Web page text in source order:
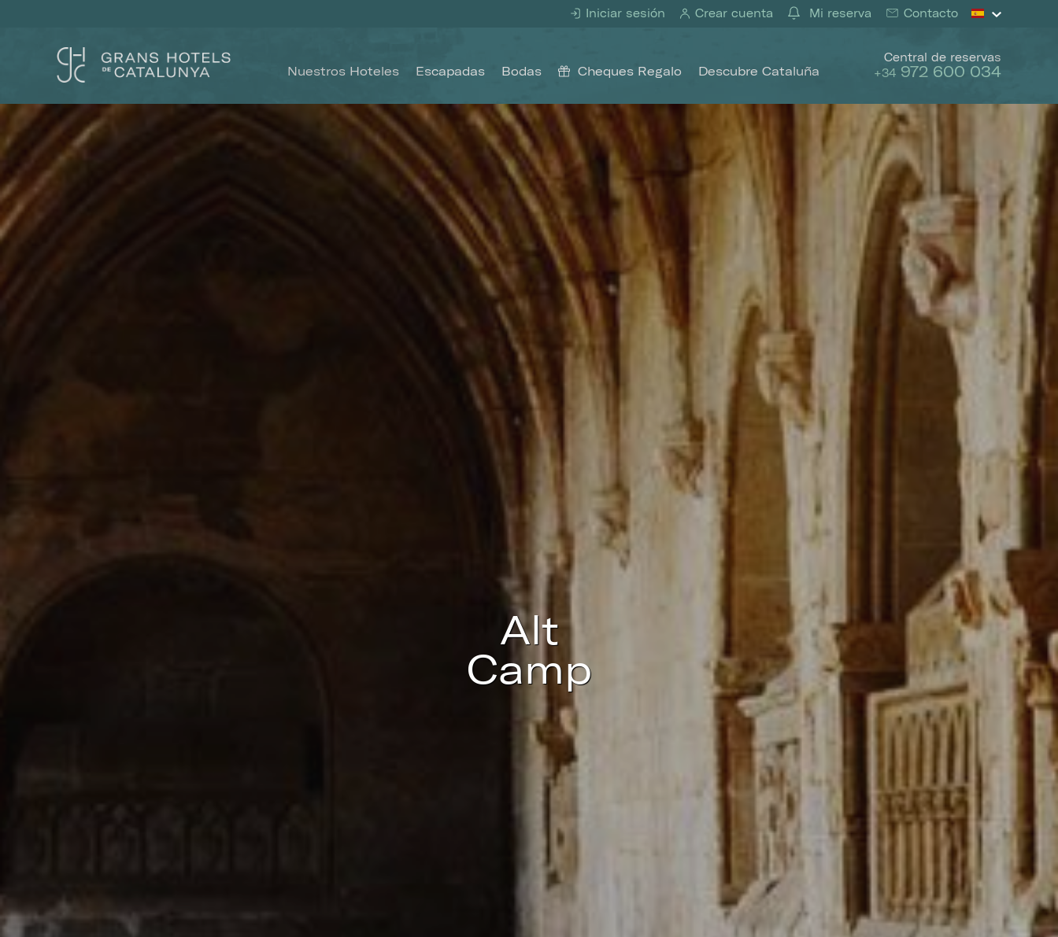
Iniciar sesión Crear cuenta Mi reserva Contacto
Nuestros Hoteles Escapadas Bodas Cheques Regalo Descubre Cataluña
Central de reservas
+34 972 600 034
Alt
Camp
Siempre activas
Este sitio web utiliza Cookies propias para recopilar información con la finalidad de
mejorar nuestros servicios. Si continua navegando, supone la aceptación de la
instalación de las mismas. El usuario tiene la posibilidad de configurar su navegador
pudiendo, si así lo desea, impedir que sean instaladas en su disco duro, aunque
deberá tener en cuenta que dicha acción podrá ocasionar dificultades de navegación
Permiten realizar el seguimiento y análisis del comportamiento de los usuarios de este
sitio web. La información recogida mediante este tipo de cookies se utiliza en la
medición de la actividad de la web para la elaboración de perfiles de navegación de
los usuarios con el fin de introducir mejoras en función del análisis de los datos de uso
que hacen los usuarios del servicio. Permiten guardar la información de preferencia
del usuario para mejorar la calidad de nuestros servicios y para ofrecer una mejor
Estas cookies son utilizadas para almacenar información sobre las preferencias y
elecciones personales del usuario a través de la observación continuada de sus
hábitos de navegación. Gracias a ellas, podemos conocer los hábitos de navegación